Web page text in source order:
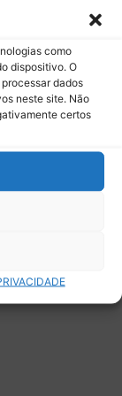
como
dispositivo. O
dados
neste site. Não
certos
Assinar